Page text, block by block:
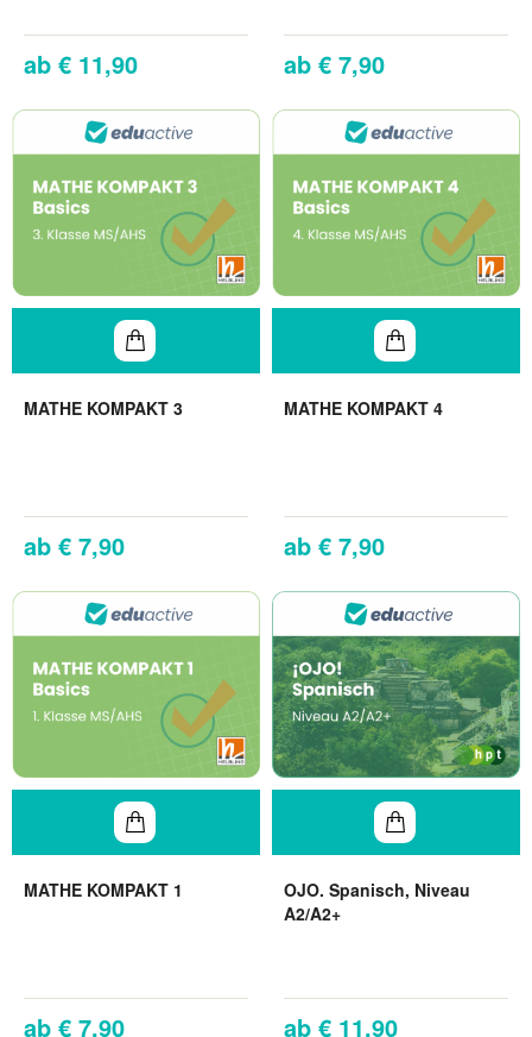
€ 11,90 € 7,90
MATHE KOMPAKT 3
€ 7,90
MATHE KOMPAKT 4
€ 7,90
MATHE KOMPAKT 1
€ 7,90
OJO. Spanisch, Niveau
A2/A2+
€ 11,90